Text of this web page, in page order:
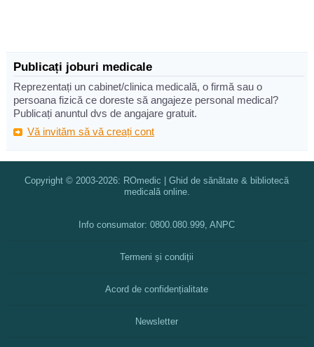
Publicați joburi medicale
Reprezentați un cabinet/clinica medicală, o firmă sau o
persoana fizică ce doreste să angajeze personal medical?
Publicați anuntul dvs de angajare gratuit.
Vă invităm să vă creați cont
Copyright © 2003-2026: ROmedic | Ghid de sănătate & bibliotecă
medicală online.
Info consumator: 0800.080.999, ANPC
Termeni și condiții
Acord de confidențialitate
Newsletter